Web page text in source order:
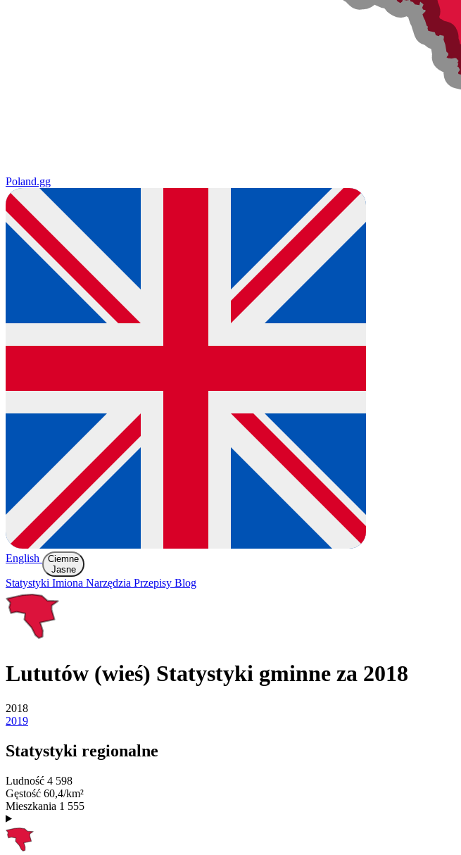
Poland.gg
English
Ciemne
Jasne
Statystyki Imiona Narzędzia Przepisy Blog
Lututów (wieś) Statystyki gminne za 2018
2018
2019
Statystyki regionalne
Ludność 4 598
Gęstość 60,4/km²
Mieszkania 1 555